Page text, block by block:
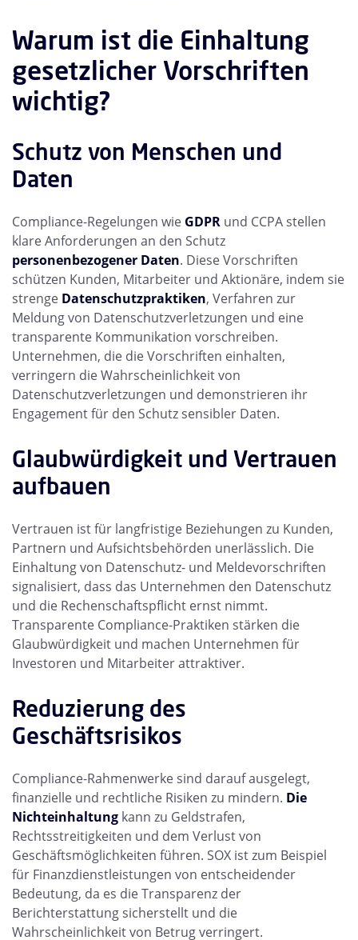
Warum ist die Einhaltung
gesetzlicher Vorschriften
wichtig?
Schutz von Menschen und
Daten
Compliance-Regelungen wie GDPR und CCPA stellen
klare Anforderungen an den Schutz
personenbezogener Daten. Diese Vorschriften
schützen Kunden, Mitarbeiter und Aktionäre, indem sie
strenge Datenschutzpraktiken, Verfahren zur
Meldung von Datenschutzverletzungen und eine
transparente Kommunikation vorschreiben.
Unternehmen, die die Vorschriften einhalten,
verringern die Wahrscheinlichkeit von
Datenschutzverletzungen und demonstrieren ihr
Engagement für den Schutz sensibler Daten.
Glaubwürdigkeit und Vertrauen
aufbauen
Vertrauen ist für langfristige Beziehungen zu Kunden,
Partnern und Aufsichtsbehörden unerlässlich. Die
Einhaltung von Datenschutz- und Meldevorschriften
signalisiert, dass das Unternehmen den Datenschutz
und die Rechenschaftspflicht ernst nimmt.
Transparente Compliance-Praktiken stärken die
Glaubwürdigkeit und machen Unternehmen für
Investoren und Mitarbeiter attraktiver.
Reduzierung des
Geschäftsrisikos
Compliance-Rahmenwerke sind darauf ausgelegt,
finanzielle und rechtliche Risiken zu mindern. Die
Nichteinhaltung kann zu Geldstrafen,
Rechtsstreitigkeiten und dem Verlust von
Geschäftsmöglichkeiten führen. SOX ist zum Beispiel
für Finanzdienstleistungen von entscheidender
Bedeutung, da es die Transparenz der
Berichterstattung sicherstellt und die
Wahrscheinlichkeit von Betrug verringert.